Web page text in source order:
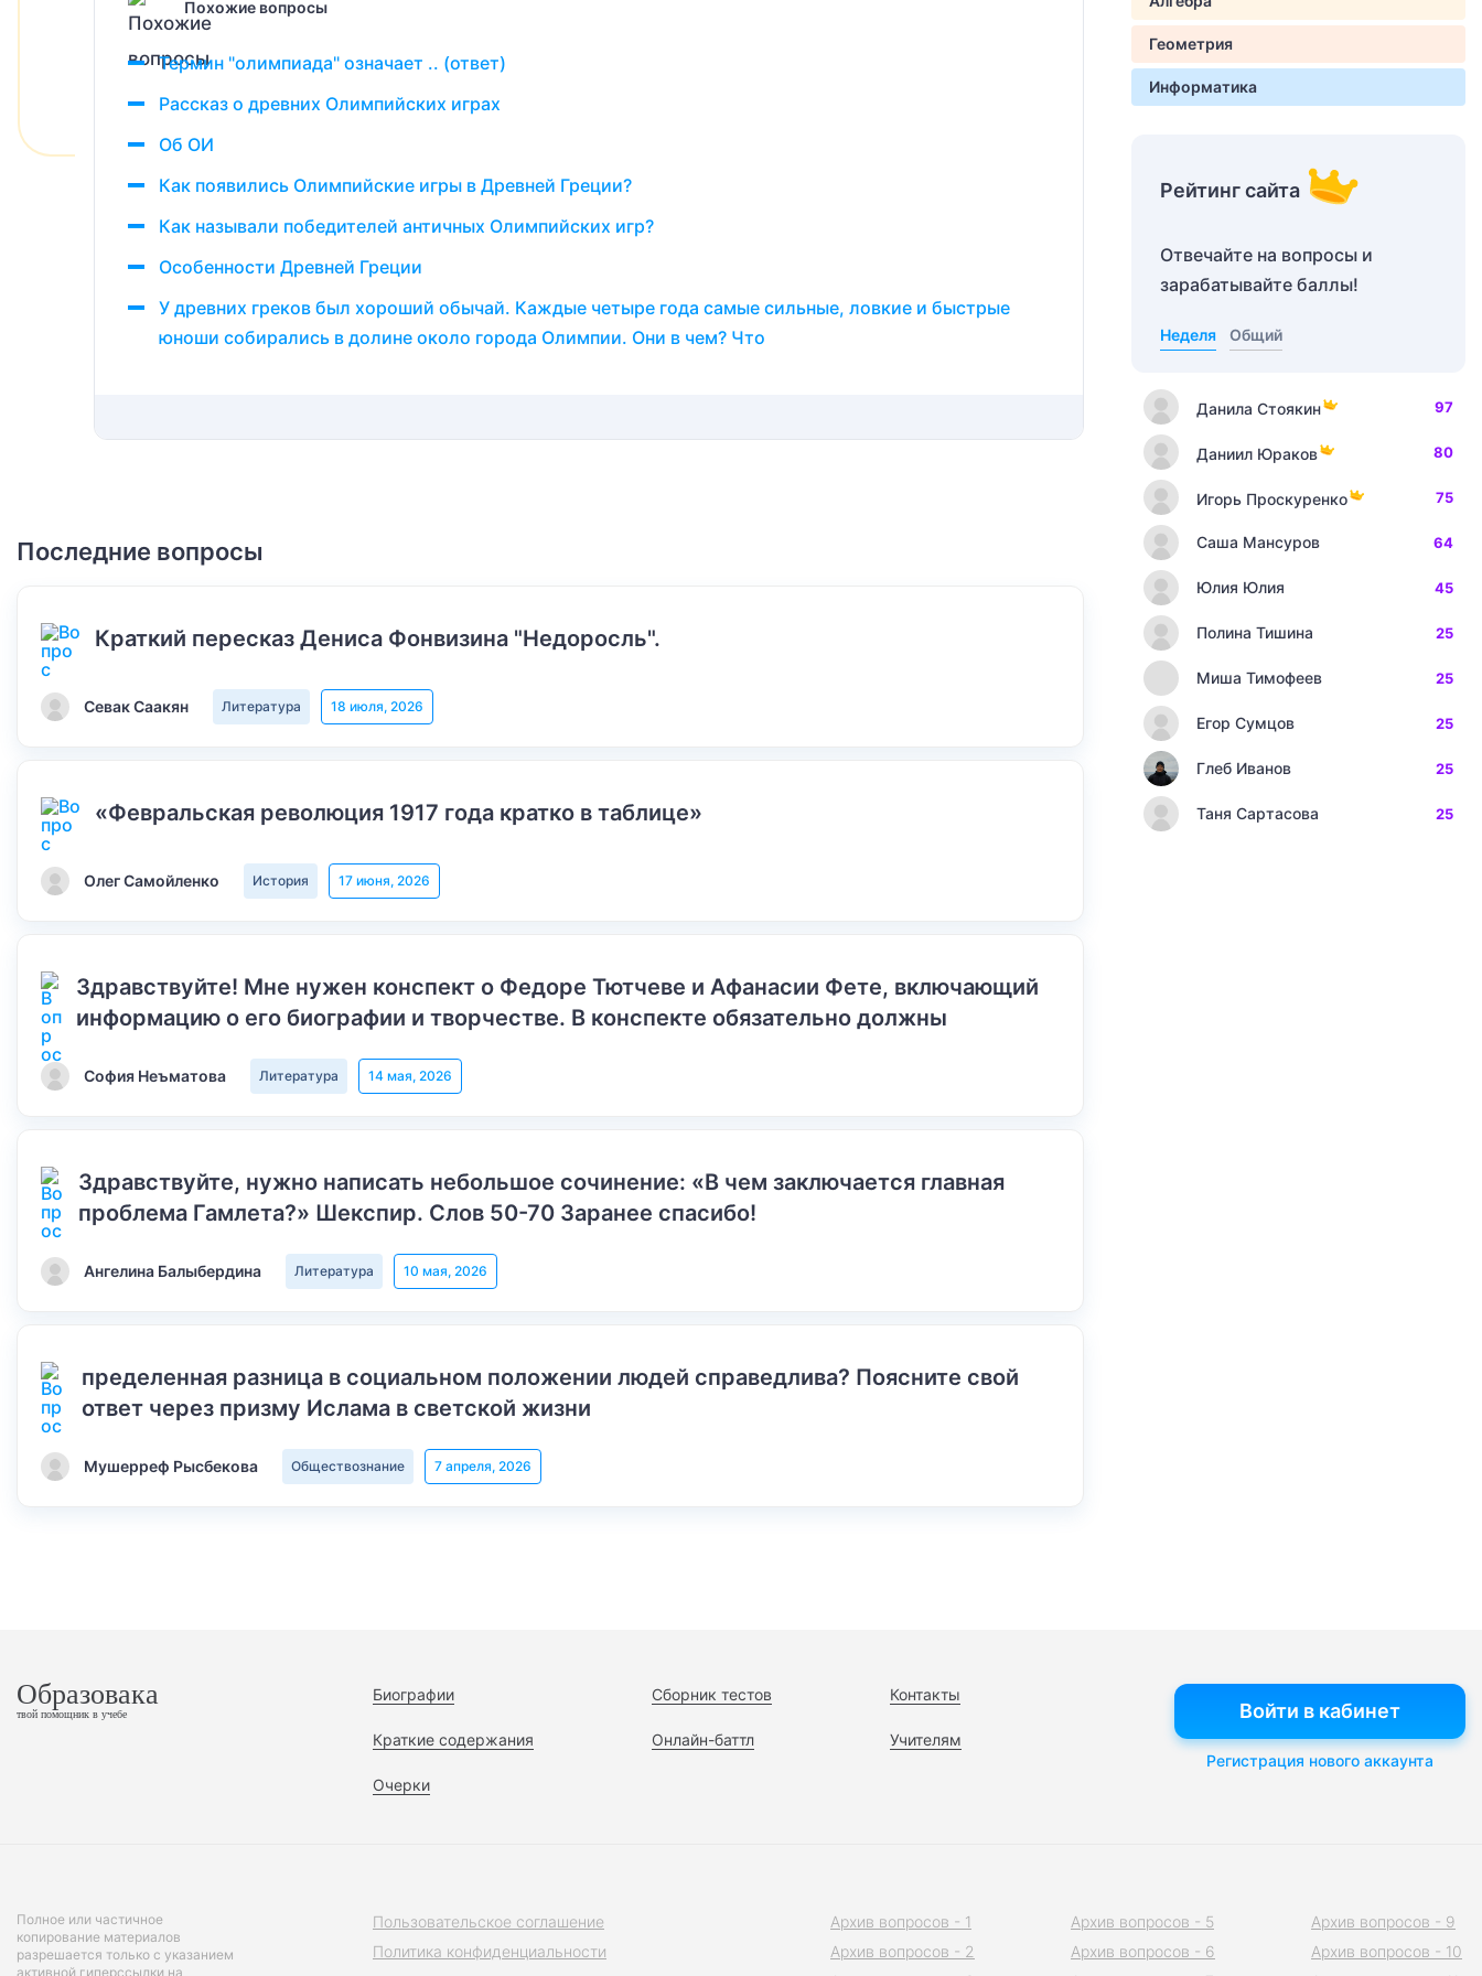
Похожие вопросы
Термин "олимпиада" означает .. (ответ)
Рассказ о древних Олимпийских играх
Об ОИ
Как появились Олимпийские игры в Древней Греции?
Как называли победителей античных Олимпийских игр?
Особенности Древней Греции
У древних греков был хороший обычай. Каждые четыре года самые сильные, ловкие и быстрые
юноши собирались в долине около города Олимпии. Они в чем? Что
Последние вопросы
Краткий пересказ Дениса Фонвизина "Недоросль".
Севак Саакян Литература 18 июля, 2026
«Февральская революция 1917 года кратко в таблице»
Олег Самойленко История 17 июня, 2026
Здравствуйте! Мне нужен конспект о Федоре Тютчеве и Афанасии Фете, включающий
информацию о его биографии и творчестве. В конспекте обязательно должны
София Неъматова Литература 14 мая, 2026
Здравствуйте, нужно написать небольшое сочинение: «В чем заключается главная
проблема Гамлета?» Шекспир. Слов 50-70 Заранее спасибо!
Ангелина Балыбердина Литература 10 мая, 2026
пределенная разница в социальном положении людей справедлива? Поясните свой
ответ через призму Ислама в светской жизни
Мушерреф Рысбекова Обществознание 7 апреля, 2026
Геометрия
Информатика
Рейтинг сайта
Отвечайте на вопросы и
зарабатывайте баллы!
Неделя Общий
Данила Стоякин 97
Даниил Юраков 80
Игорь Проскуренко 75
Саша Мансуров 64
Юлия Юлия 45
Полина Тишина 25
Миша Тимофеев 25
Егор Сумцов 25
Глеб Иванов 25
Таня Сартасова 25
Образовака
твой помощник в учебе
Биографии
Краткие содержания
Очерки
Сборник тестов
Онлайн-баттл
Контакты
Учителям
Войти в кабинет
Регистрация нового аккаунта
Полное или частичное
копирование материалов
разрешается только с указанием
активной гиперссылки на
Пользовательское соглашение
Политика конфиденциальности
Архив вопросов - 1
Архив вопросов - 2
Архив вопросов - 5
Архив вопросов - 6
Архив вопросов - 9
Архив вопросов - 10